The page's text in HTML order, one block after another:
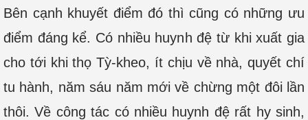
Bên cạnh khuyết điểm đó thì cũng có những ưu
điểm đáng kể. Có nhiều huynh đệ từ khi xuất gia
cho tới khi thọ Tỳ-kheo, ít chịu về nhà, quyết chí
tu hành, năm sáu năm mới về chừng một đôi lần
thôi. Về công tác có nhiều huynh đệ rất hy sinh,